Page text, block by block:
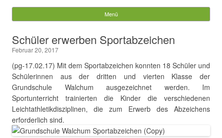
Gemeinde Walchum
nach:
Menü
Schüler erwerben Sportabzeichen
Februar 20, 2017
(pg-17.02.17) Mit dem Sportabzeichen konnten 18 Schüler und
Schülerinnen aus der dritten und vierten Klasse der
Grundschule Walchum ausgezeichnet werden. Im
Sportunterricht trainierten die Kinder die verschiedenen
Leichtathletikdisziplinen, die zum Erwerb des Abzeichens
erforderlich sind.